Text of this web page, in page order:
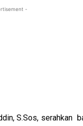
-
S.Sos, serahkan